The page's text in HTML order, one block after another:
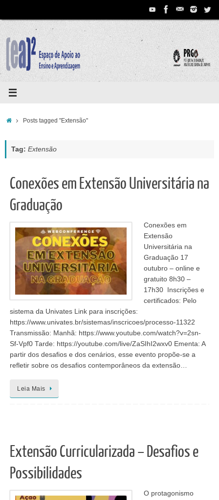
conteúdo
HomePosts tagged "Extensão"
Tag: Extensão
Conexões em Extensão Universitária na
Graduação
Conexões em
Extensão
Universitária na
Graduação 17
outubro – online e
gratuito 8h30 –
17h30 Inscrições e
certificados: Pelo
sistema da Univates Link para inscrições:
https://www.univates.br/sistemas/inscricoes/processo-11322
Transmissão: Manhã: https://www.youtube.com/watch?v=2sn-
Sf-Vpf0 Tarde: https://youtube.com/live/ZaSIhI2wxv0 Ementa: A
partir dos desafios e dos cenários, esse evento propõe-se a
refletir sobre os desafios contemporâneos da extensão…
Leia Mais
Extensão Curricularizada – Desafios e
Possibilidades
O protagonismo